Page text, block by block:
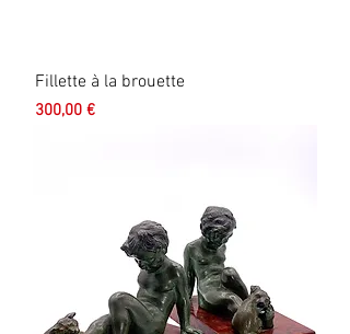
Fillette à la brouette
Prix
300,00 €